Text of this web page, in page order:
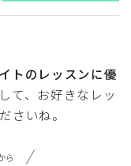
トのレッスンに優
て、お好きなレッ
さいね。
ら